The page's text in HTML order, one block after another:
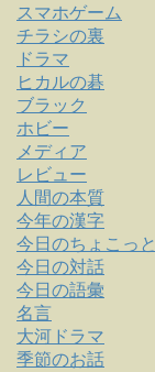
スマホゲーム
チラシの裏
ドラマ
ヒカルの碁
ブラック
ホビー
メディア
レビュー
人間の本質
今年の漢字
今日のちょこっと
今日の対話
今日の語彙
名言
大河ドラマ
季節のお話